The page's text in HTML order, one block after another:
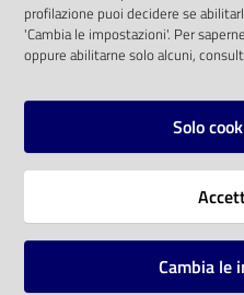
bibliotecario
Avvisi
SOCIAL
Instagram
Vai alla pagina
profilazione puoi decidere se
'Cambia le impostazioni'. Per
oppure abilitarne solo alcuni,
Solo
Cambia le